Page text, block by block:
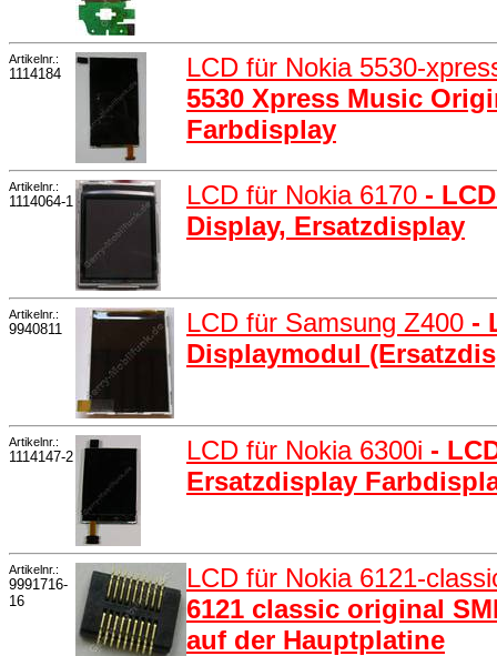
Artikelnr.:
1114184
LCD für Nokia 5530-
5530 Xpress Music
Farbdisplay
Artikelnr.:
1114064-1 LCD für Nokia 6170 -
Display, Ersatzdisplay
Artikelnr.:
9940811 LCD für Samsung Z400 -
Displaymodul
Artikelnr.:
1114147-2 LCD für Nokia 6300i -
Ersatzdisplay
Artikelnr.:
9991716-
16
LCD für Nokia 6121-
6121 classic original
auf der Hauptplatine